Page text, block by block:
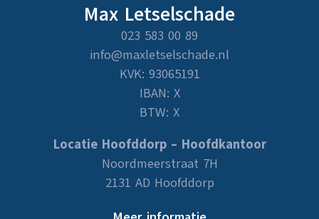
Max Letselschade
023 583 00 89
info@maxletselschade.nl
KVK: 93065191
IBAN: X
BTW: X
Locatie Hoofddorp – Hoofdkantoor
Noordmeerstraat 7H
2131 AD Hoofddorp